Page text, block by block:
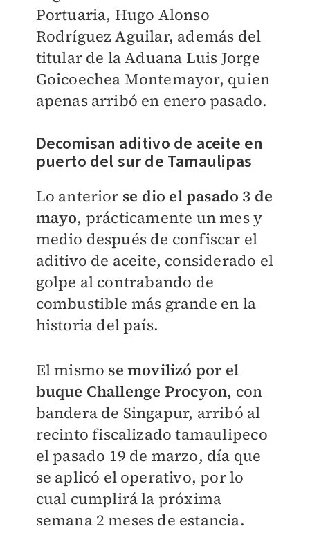
Portuaria, Hugo Alonso
Rodríguez Aguilar, además del
titular de la Aduana Luis Jorge
Goicoechea Montemayor, quien
apenas arribó en enero pasado.
Decomisan aditivo de aceite en
puerto del sur de Tamaulipas
Lo anterior se dio el pasado 3 de
mayo, prácticamente un mes y
medio después de confiscar el
aditivo de aceite, considerado el
golpe al contrabando de
combustible más grande en la
historia del país.
El mismo se movilizó por el
buque Challenge Procyon, con
bandera de Singapur, arribó al
recinto fiscalizado tamaulipeco
el pasado 19 de marzo, día que
se aplicó el operativo, por lo
cual cumplirá la próxima
semana 2 meses de estancia.